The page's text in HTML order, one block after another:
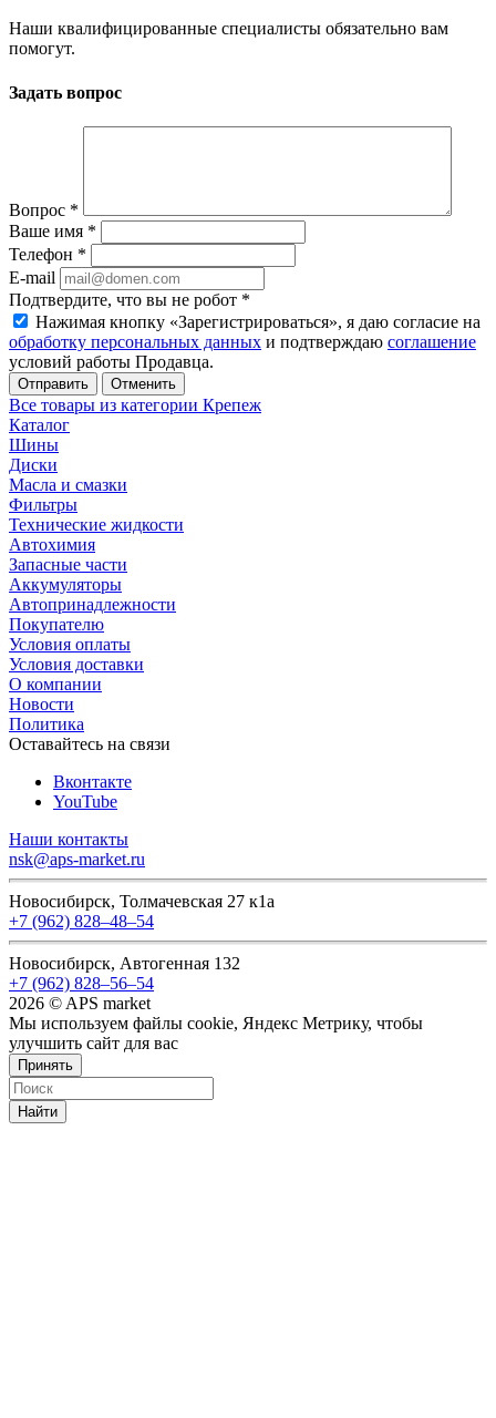
Наши квалифицированные специалисты обязательно вам
помогут.
Задать вопрос
Вопрос *
Ваше имя *
Телефон *
E-mail
Подтвердите, что вы не робот *
Нажимая кнопку «Зарегистрироваться», я даю согласие на
обработку персональных данных и подтверждаю соглашение
условий работы Продавца.
Отменить
Все товары из категории Крепеж
Каталог
Шины
Диски
Масла и смазки
Фильтры
Технические жидкости
Автохимия
Запасные части
Аккумуляторы
Автопринадлежности
Покупателю
Условия оплаты
Условия доставки
О компании
Новости
Политика
Оставайтесь на связи
Вконтакте
YouTube
Наши контакты
nsk@aps-market.ru
Новосибирск, Толмачевская 27 к1а
+7 (962) 828‒48‒54
Новосибирск, Автогенная 132
+7 (962) 828‒56‒54
2026 © APS market
Мы используем файлы cookie, Яндекс Метрику, чтобы
улучшить сайт для вас
Принять
Найти